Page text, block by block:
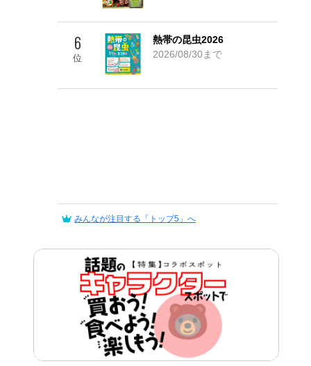
6
位
熱帯の昆虫2026
2026/08/30まで
みんなが注目する「トップ5」へ